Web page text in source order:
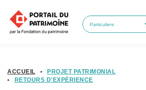
ACCUEIL •
PROJET PATRIMONIAL
•
RETOURS D'EXPÉRIENCE